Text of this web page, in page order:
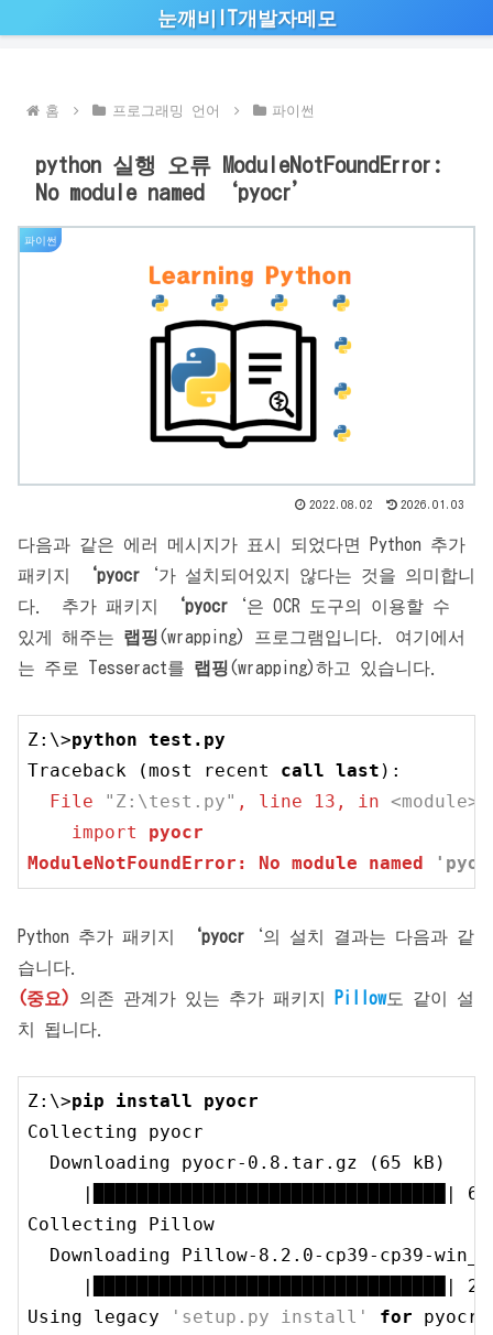
눈깨비IT개발자메모
홈 프로그래밍 언어 파이썬
python 실행 오류 ModuleNotFoundError:
No module named ‘pyocr’
파이썬
2022.08.02 2026.01.03
다음과 같은 에러 메시지가 표시 되었다면 Python 추가
패키지
‘pyocr ‘가 설치되어있지 않다는 것을 의미합니
다. 추가 패키지
‘pyocr ‘은 OCR 도구의 이용할 수
있게 해주는 랩핑(wrapping) 프로그램입니다. 여기에서
는 주로 Tesseract를 랩핑(wrapping)하고 있습니다.
Z:\>python test. py
Traceback (most recent call last
  File
"Z:\test.py" , line 13 , in <module>
    import
pyocr
ModuleNotFoundError: No module named
Python 추가 패키지 ‘pyocr ‘의 설치 결과는 다음과 같
습니다.
(중요)
의존 관계가 있는 추가 패키지 Pillow도 같이 설
치 됩니다.
Z:\>pip install pyocr
Collecting pyocr
  Downloading pyocr
-0.8 .tar.gz ( 65 kB)
     |████████████████████████████████|
65
Collecting Pillow
  Downloading Pillow
-8.2 .0-cp39-cp39-
     |████████████████████████████████|
Using legacy
'setup.py install' for